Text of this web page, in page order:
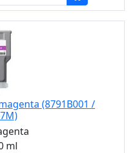
(8791B001 /
ml